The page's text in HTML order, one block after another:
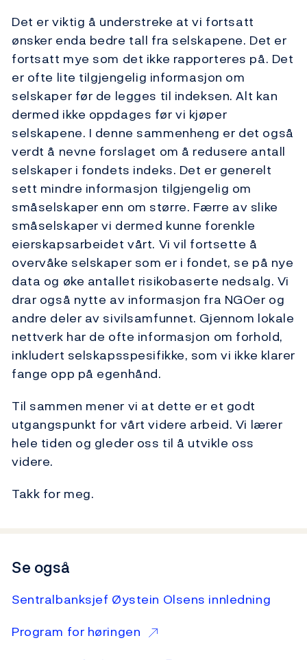
Det er viktig å understreke at vi fortsatt
ønsker enda bedre tall fra selskapene. Det er
fortsatt mye som det ikke rapporteres på. Det
er ofte lite tilgjengelig informasjon om
selskaper før de legges til indeksen. Alt kan
dermed ikke oppdages før vi kjøper
selskapene. I denne sammenheng er det også
verdt å nevne forslaget om å redusere antall
selskaper i fondets indeks. Det er generelt
sett mindre informasjon tilgjengelig om
småselskaper enn om større. Færre av slike
småselskaper vi dermed kunne forenkle
eierskapsarbeidet vårt. Vi vil fortsette å
overvåke selskaper som er i fondet, se på nye
data og øke antallet risikobaserte nedsalg. Vi
drar også nytte av informasjon fra NGOer og
andre deler av sivilsamfunnet. Gjennom lokale
nettverk har de ofte informasjon om forhold,
inkludert selskapsspesifikke, som vi ikke klarer
fange opp på egenhånd.
Til sammen mener vi at dette er et godt
utgangspunkt for vårt videre arbeid. Vi lærer
hele tiden og gleder oss til å utvikle oss
videre.
Takk for meg.
Se også
Sentralbanksjef Øystein Olsens innledning
Program for høringen